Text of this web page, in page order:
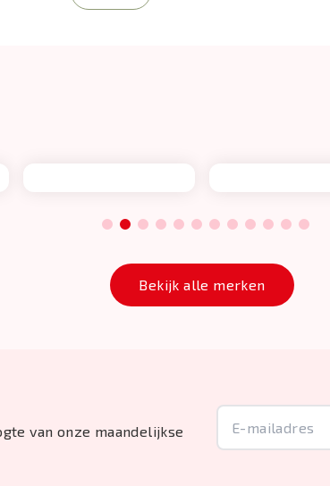
1 2 3 4 5 6 7 8 9 10 11 12
Bekijk alle merken
van onze maandelijkse